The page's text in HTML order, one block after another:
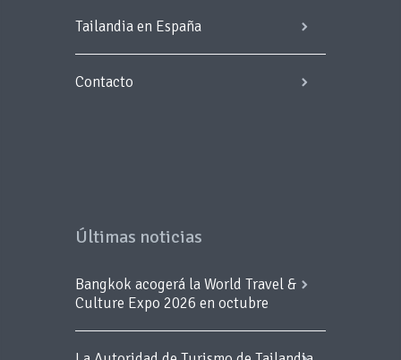
Tailandia en España
Contacto
Últimas noticias
Bangkok acogerá la World Travel &
Culture Expo 2026 en octubre